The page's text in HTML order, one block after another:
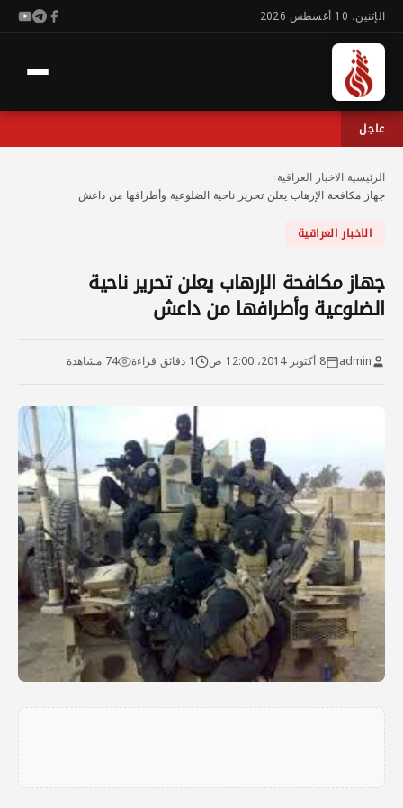
الإثنين، 10 أغسطس 2026
عاجل
الرئيسية الاخبار العراقية
جهاز مكافحة الإرهاب يعلن تحرير ناحية الضلوعية وأطرافها من داعش
الاخبار العراقية
جهاز مكافحة الإرهاب يعلن تحرير ناحية
الضلوعية وأطرافها من داعش
admin 8 أكتوبر 2014، 12:00 ص 1 دقائق قراءة 74 مشاهدة